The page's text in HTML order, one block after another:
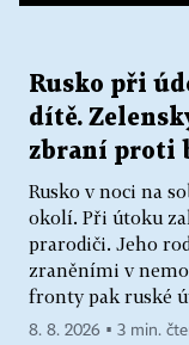
Rusko při
dítě.
zbraní proti
Rusko v noci na
okolí. Při útoku
prarodiči. Jeho
zraněními v
fronty pak ruské
8. 8. 2026 ▪ 3 min.